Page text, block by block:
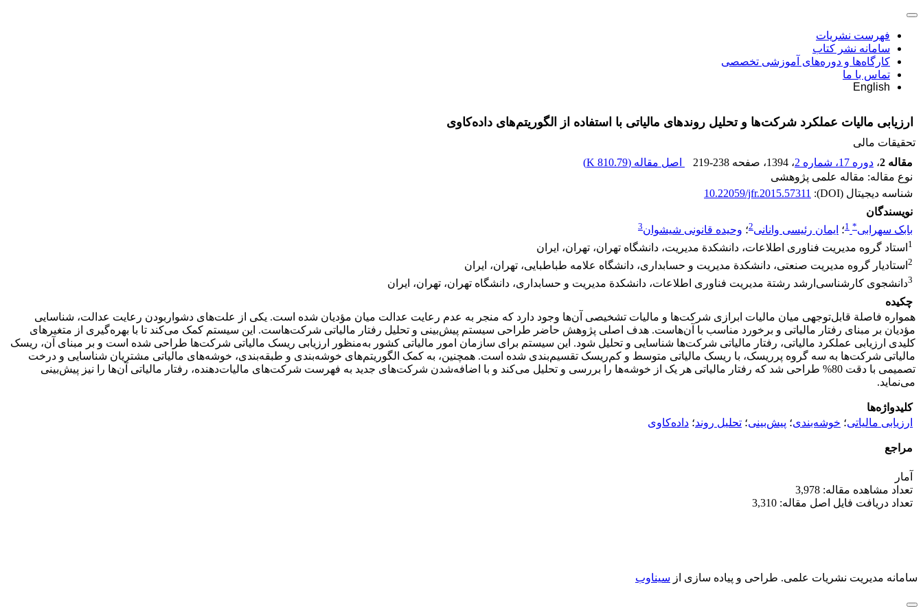
فهرست نشریات
سامانه نشر کتاب
کارگاه‌ها و دوره‌های آموزشی تخصصی
تماس با ما
English
ارزیابی مالیات عملکرد شرکت‌ها و تحلیل روندهای مالیاتی با استفاده از الگوریتم‌های داده‌کاوی
تحقیقات مالی
مقاله 2
، دوره 17، شماره 2 ، 1394 ، صفحه 219-238 اصل مقاله (810.79 K
)
نوع مقاله: مقاله علمی پژوهشی
شناسه دیجیتال (DOI):
10.22059/jfr.2015.57311
نویسندگان
بابک سهرابی*
1؛ ایمان رئیسی وانانی2؛ وحیده قانونی شیشوان3
1 استاد گروه مدیریت فناوری اطلاعات، دانشکدة مدیریت، دانشگاه تهران، تهران، ایران
2 استادیار گروه مدیریت صنعتی، دانشکدة مدیریت و حسابداری، دانشگاه علامه طباطبایی، تهران، ایران
3دانشجوی کارشناسی‌ارشد رشتة مدیریت فناوری اطلاعات، دانشکدة مدیریت و حسابداری، دانشگاه تهران، تهران، ایران
چکیده
همواره فاصلة قابل‌توجهی میان مالیات ابرازی شرکت‌ها و مالیات تشخیصی آن‌ها وجود دارد که منجر به عدم رعایت عدالت میان مؤدیان شده است. یکی از علت‌های دشواربودن رعایت عدالت، شناسایی
مؤدیان بر مبنای رفتار مالیاتی و برخورد مناسب با آ‌ن‌هاست. هدف اصلی پژوهش حاضر طراحی سیستم پیش‌بینی و تحلیل رفتار مالیاتی شرکت‌هاست. این سیستم کمک می‌کند تا با بهره‌گیری از متغیرهای
کلیدی ارزیابی عملکرد مالیاتی، رفتار مالیاتی شرکت‌ها شناسایی و تحلیل شود. این سیستم برای سازمان امور مالیاتی کشور به‌منظور ارزیابی ریسک مالیاتی شرکت‌ها طراحی شده است و بر مبنای آن، ریسک
مالیاتی شرکت‌ها به سه گروه پرریسک، با ریسک مالیاتی متوسط و کم‌ریسک تقسیم‌بندی شده است. همچنین، به کمک الگوریتم‌های خوشه‌بندی و طبقه‌بندی، خوشه‌های مالیاتی مشتریان شناسایی و درخت
تصمیمی با دقت 80% طراحی شد که رفتار مالیاتی هر یک از خوشه‌ها را بررسی و تحلیل می‌کند و با اضافه‌شدن شرکت‌های جدید به فهرست شرکت‌های مالیات‌دهنده، رفتار مالیاتی آن‌ها را نیز پیش‌بینی
می‌نماید.
کلیدواژه‌ها
ارزیابی مالیاتی؛ خوشه‌بندی؛ پیش‌بینی؛ تحلیل روند؛ داده‌کاوی
مراجع
آمار
تعداد مشاهده مقاله: 3,978
تعداد دریافت فایل اصل مقاله: 3,310
سامانه مدیریت نشریات علمی. طراحی و پیاده سازی از سیناوب